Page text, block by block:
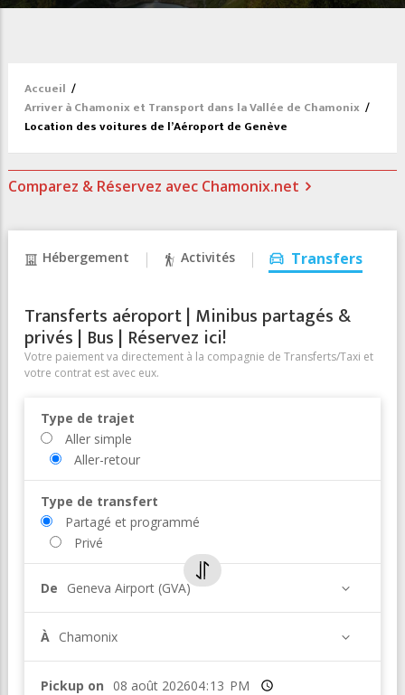
Accueil /
Arriver à Chamonix et Transport dans la Vallée de Chamonix /
Location des voitures de l’Aéroport de Genève
Comparez & Réservez avec Chamonix.net
Hébergement Activités Transfers
Transferts aéroport | Minibus partagés &
privés | Bus | Réservez ici!
Votre paiement va directement à la compagnie de Transferts/Taxi et
votre contrat est avec eux.
Type de trajet
Aller simple
Aller-retour
Type de transfert
Partagé et programmé
Privé
De Geneva Airport (GVA)
À Chamonix
Pickup on Heure